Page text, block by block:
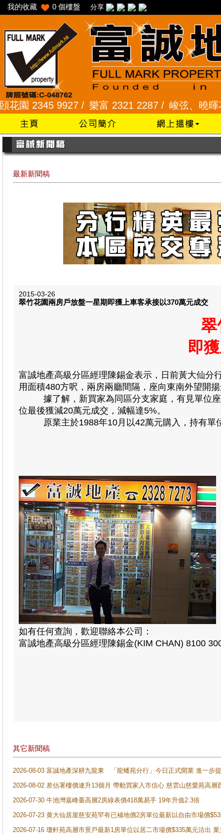
我的收藏 0 個樓盤 分享
9927 /樂富 2321 2287 / 峻弦、曉暉花園
最新新聞稿
2015-03-26
翠竹花園兩房戶放盤一星期即獲上車客承接以370萬元成交
翠
即
富誠地產高級分區經理陳錫金表示，日前黃大仙分
用面積480方呎，兩房兩廳間隔，座向東南外望開
據了解，新買家為同區分支家庭，有見單位座
位最後獲減20萬元成交，減幅達5%。
原業主於1988年10月以42萬元購入，持有單位
如有任何查詢，歡迎聯絡本公司：
富誠地產高級分區經理陳錫金(KIM CHAN) 8100
其它新聞稿
2026-08-03 富誠地產深耕九龍東 「龍蟠苑分行」今日正式開業 進一步
2026-08-02 差估署樓價連升13個月 帶動買家入市信心 慈雲山慈愛苑高層
2026-07-30 牛池灣嘉峰臺高層2房綠表價418萬易手 19年升值2.3倍
2026-07-23 黄大仙居屋慈安苑罕有已補地價2房單位最新以自由市場價
2026-07-16 瓊軒苑高層市景戶最新1房單位以居二市場價$335萬元沽出